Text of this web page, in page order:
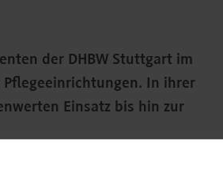
der DHBW Stuttgart im
Pflegeeinrichtungen. In ihrer
Einsatz bis hin zur